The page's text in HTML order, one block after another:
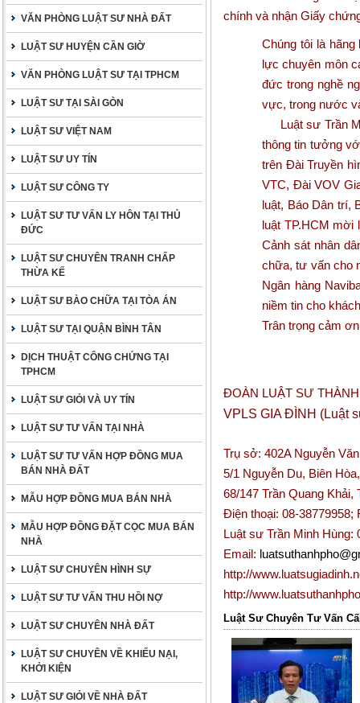
VĂN PHÒNG LUẬT SƯ NHÀ ĐẤT
LUẬT SƯ HUYỆN CẦN GIỜ
VĂN PHÒNG LUẬT SƯ TẠI TPHCM
LUẬT SƯ TẠI SÀI GÒN
LUẬT SƯ VIỆT NAM
LUẬT SƯ UY TÍN
LUẬT SƯ CÔNG TY
LUẬT SƯ TƯ VẤN LY HÔN TẠI THỦ
ĐỨC
LUẬT SƯ CHUYÊN TRANH CHẤP
THỪA KẾ
LUẬT SƯ BÀO CHỮA TẠI TÒA ÁN
LUẬT SƯ TẠI QUẬN BÌNH TÂN
DỊCH THUẬT CÔNG CHỨNG TẠI
TPHCM
LUẬT SƯ GIỎI VÀ UY TÍN
LUẬT SƯ TƯ VẤN TẠI NHÀ
LUẬT SƯ TƯ VẤN HỢP ĐỒNG MUA
BÁN NHÀ ĐẤT
MẪU HỢP ĐỒNG MUA BÁN NHÀ
MẪU HỢP ĐỒNG ĐẶT CỌC MUA BÁN
NHÀ
LUẬT SƯ CHUYÊN HÌNH SỰ
LUẬT SƯ TƯ VẤN THU HỒI NỢ
LUẬT SƯ CHUYÊN NHÀ ĐẤT
LUẬT SƯ CHUYÊN VỀ KHIẾU NẠI,
KHỞI KIỆN
LUẬT SƯ GIỎI VỀ NHÀ ĐẤT
chính và nhận Giấy
Chúng tôi là
lực chuyên môn
đức trong nghề
vực, trong nước
Luật sư Trần
thông tin tưởng
trên Đài Truyền
VTC, Đài VOV
luật, Báo Dân trí,
luật TP.HCM mời
Cảnh sát nhân
chữa, tư vấn cho
Ngân hàng
niềm tin cho
Trân trọng cảm
ĐOÀN LUẬT SƯ
VPLS GIA ĐÌNH (Luật
Trụ sở: 402A Nguyễn
5/1 Nguyễn Du, Biên
68/147 Trần Quang
Điện thoại: 08-38779958;
Luật sư Trần Minh Hùng:
Email:
http://
http://
Luật Sư Chuyên Tư Vấn